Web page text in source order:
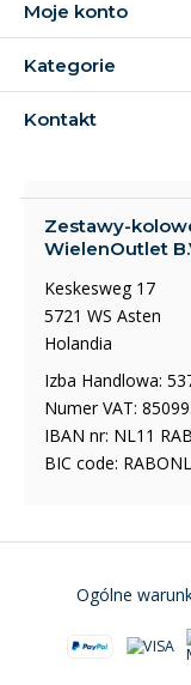
Moje konto
Kategorie
Kontakt
Zestawy-
WielenOutlet
Keskesweg 17
5721 WS Asten
Holandia
Izba Handlowa:
Numer VAT:
IBAN nr: NL11
BIC code:
Ogólne